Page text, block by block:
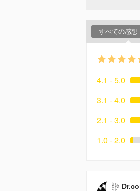
すべての感想
4.1 - 5.0
3.1 - 4.0
2.1 - 3.0
1.0 - 2.0